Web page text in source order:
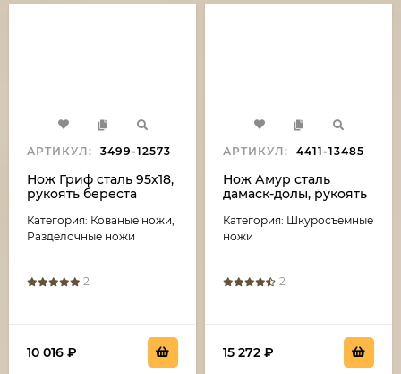
АРТИКУЛ: 3499-12573
Нож Гриф сталь 95х18,
рукоять береста
Категория: Кованые ножи,
Разделочные ножи
2
10 016 ₽
АРТИКУЛ: 4411-13485
Нож Амур сталь
дамаск-долы, рукоять
Категория: Шкуросъемные
ножи
2
15 272 ₽